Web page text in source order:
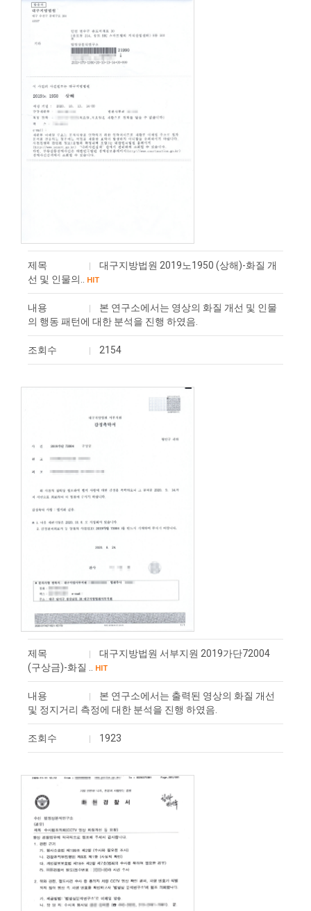
제목
대구지방법원 2019노1950 (상해)-화질 개
선 및 인물의..
HIT
내용
본 연구소에서는 영상의 화질 개선 및 인물
의 행동 패턴에 대한 분석을 진행 하였음.
조회수 2154
제목
대구지방법원 서부지원 2019가단72004
(구상금)-화질 ..
HIT
내용
본 연구소에서는 출력된 영상의 화질 개선
및 정지거리 측정에 대한 분석을 진행 하였음.
조회수 1923